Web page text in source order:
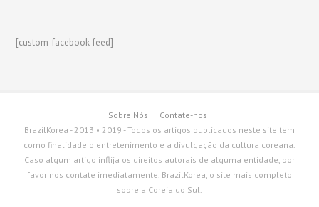
[custom-facebook-feed]
Sobre Nós
Contate-nos
BrazilKorea - 2013 • 2019 - Todos os artigos publicados neste site tem
como finalidade o entretenimento e a divulgação da cultura coreana.
Caso algum artigo inflija os direitos autorais de alguma entidade, por
favor nos contate imediatamente. BrazilKorea, o site mais completo
sobre a Coreia do Sul.